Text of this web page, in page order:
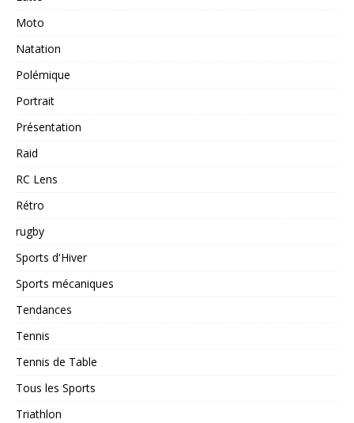
Moto
Natation
Polémique
Portrait
Présentation
Raid
RC Lens
Rétro
rugby
Sports d'Hiver
Sports mécaniques
Tendances
Tennis
Tennis de Table
Tous les Sports
Triathlon